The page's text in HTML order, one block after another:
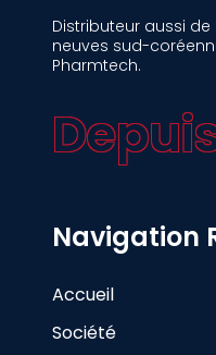
Distributeur aussi
neuves sud-
Pharmtech.
Navigation
Accueil
Société